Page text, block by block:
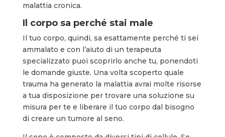
malattia cronica.
Il corpo sa perché stai male
Il tuo corpo, quindi, sa esattamente perché ti sei
ammalato e con l’aiuto di un terapeuta
specializzato puoi scoprirlo anche tu, ponendoti
le domande giuste. Una volta scoperto quale
trauma ha generato la malattia avrai molte risorse
a tua disposizione per trovare una soluzione su
misura per te e liberare il tuo corpo dal bisogno
di creare un tumore al seno.